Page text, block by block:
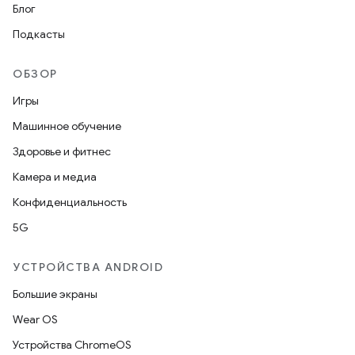
Блог
Подкасты
ОБЗОР
Игры
Машинное обучение
Здоровье и фитнес
Камера и медиа
Конфиденциальность
5G
УСТРОЙСТВА ANDROID
Большие экраны
Wear OS
Устройства ChromeOS